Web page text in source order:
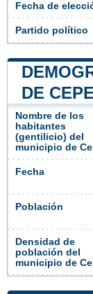
Fecha de
Partido político
DE
Nombre de los
habitantes
(gentilicio) del
municipio de
Fecha
Población
Densidad de
población del
municipio de